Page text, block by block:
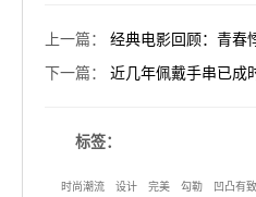
上一篇： 经典电影回顾：青春
下一篇： 近几年佩戴手串已成
标签：
时尚潮流 设计 完美 勾勒 凹凸有致